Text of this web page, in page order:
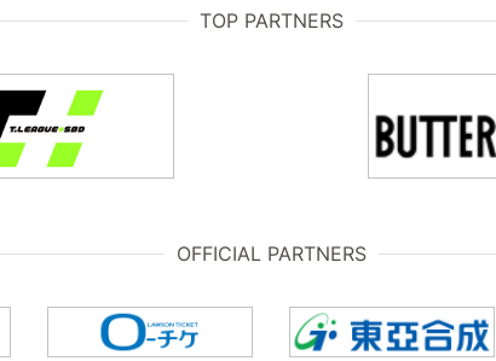
TOP PARTNERS
OFFICIAL PARTNERS